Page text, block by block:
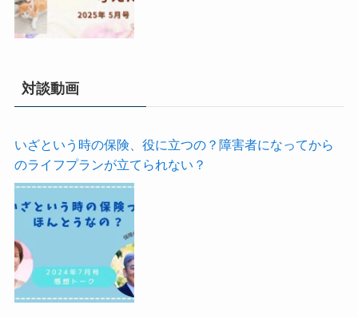
対談動画
いざという時の保険、役に立つの？障害者になってから
のライフプランが立てられない？